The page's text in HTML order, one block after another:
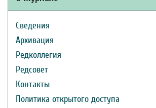
Сведения
Архивация
Редколлегия
Редсовет
Контакты
Политика открытого доступа